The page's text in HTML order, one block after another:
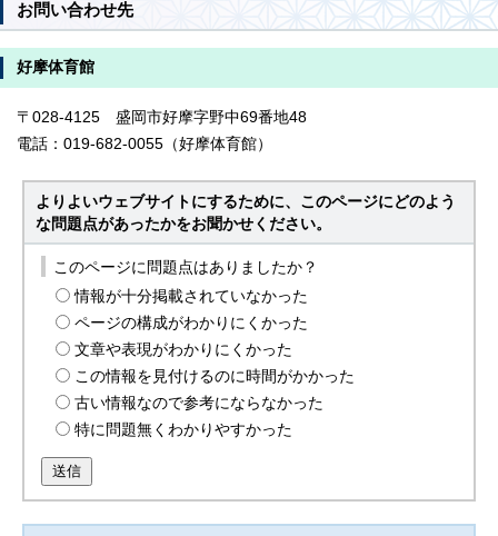
お問い合わせ先
好摩体育館
〒028-4125 盛岡市好摩字野中69番地48
電話：019-682-0055（好摩体育館）
よりよいウェブサイトにするために、このページにどのよう
な問題点があったかをお聞かせください。
このページに問題点はありましたか？
情報が十分掲載されていなかった
ページの構成がわかりにくかった
文章や表現がわかりにくかった
この情報を見付けるのに時間がかかった
古い情報なので参考にならなかった
特に問題無くわかりやすかった
送信